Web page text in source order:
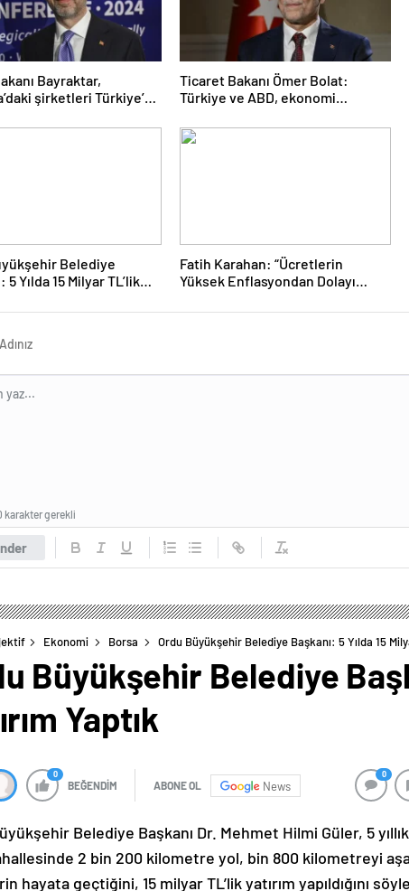
Bayraktar,
şirketleri Türkiye’de
Ticaret Bakanı Ömer Bolat:
Türkiye ve ABD, ekonomi
konusunda kararlı
Belediye
5 Yılda 15 Milyar TL’lik
Fatih Karahan: “Ücretlerin
Yüksek Enflasyondan Dolayı
Düşürürsek Kalıcı Refah Artışı
karakter gerekli
Ekonomi Borsa Ordu Büyükşehir Belediye Başkanı: 5 Yılda 15
Büyükşehir Belediye
Yaptık
0
BEĞENDİM ABONE OL News
0
Belediye Başkanı Dr. Mehmet Hilmi Güler, 5
2 bin 200 kilometre yol, bin 800 kilometreyi
hayata geçtiğini, 15 milyar TL’lik yatırım yapıldığını